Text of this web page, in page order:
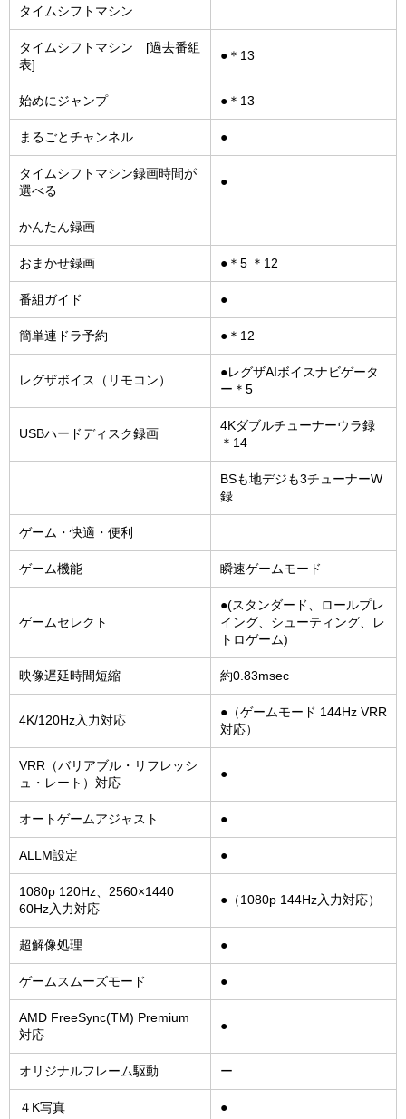
タイムシフトマシン
タイムシフトマシン [過去番組
表]
●＊13
始めにジャンプ ●＊13
まるごとチャンネル ●
タイムシフトマシン録画時間が
選べる
●
かんたん録画
おまかせ録画 ●＊5 ＊12
番組ガイド ●
簡単連ドラ予約 ●＊12
レグザボイス（リモコン）
●レグザAIボイスナビゲータ
ー＊5
USBハードディスク録画
4Kダブルチューナーウラ録
＊14
BSも地デジも3チューナーW
録
ゲーム・快適・便利
ゲーム機能 瞬速ゲームモード
ゲームセレクト
●(スタンダード、ロールプレ
イング、シューティング、レ
トロゲーム)
映像遅延時間短縮 約0.83msec
4K/120Hz入力対応
●（ゲームモード 144Hz VRR
対応）
VRR（バリアブル・リフレッシ
ュ・レート）対応
●
オートゲームアジャスト ●
ALLM設定 ●
1080p 120Hz、2560×1440
60Hz入力対応
●（1080p 144Hz入力対応）
超解像処理 ●
ゲームスムーズモード ●
AMD FreeSync(TM) Premium
対応
●
オリジナルフレーム駆動 ー
４K写真 ●